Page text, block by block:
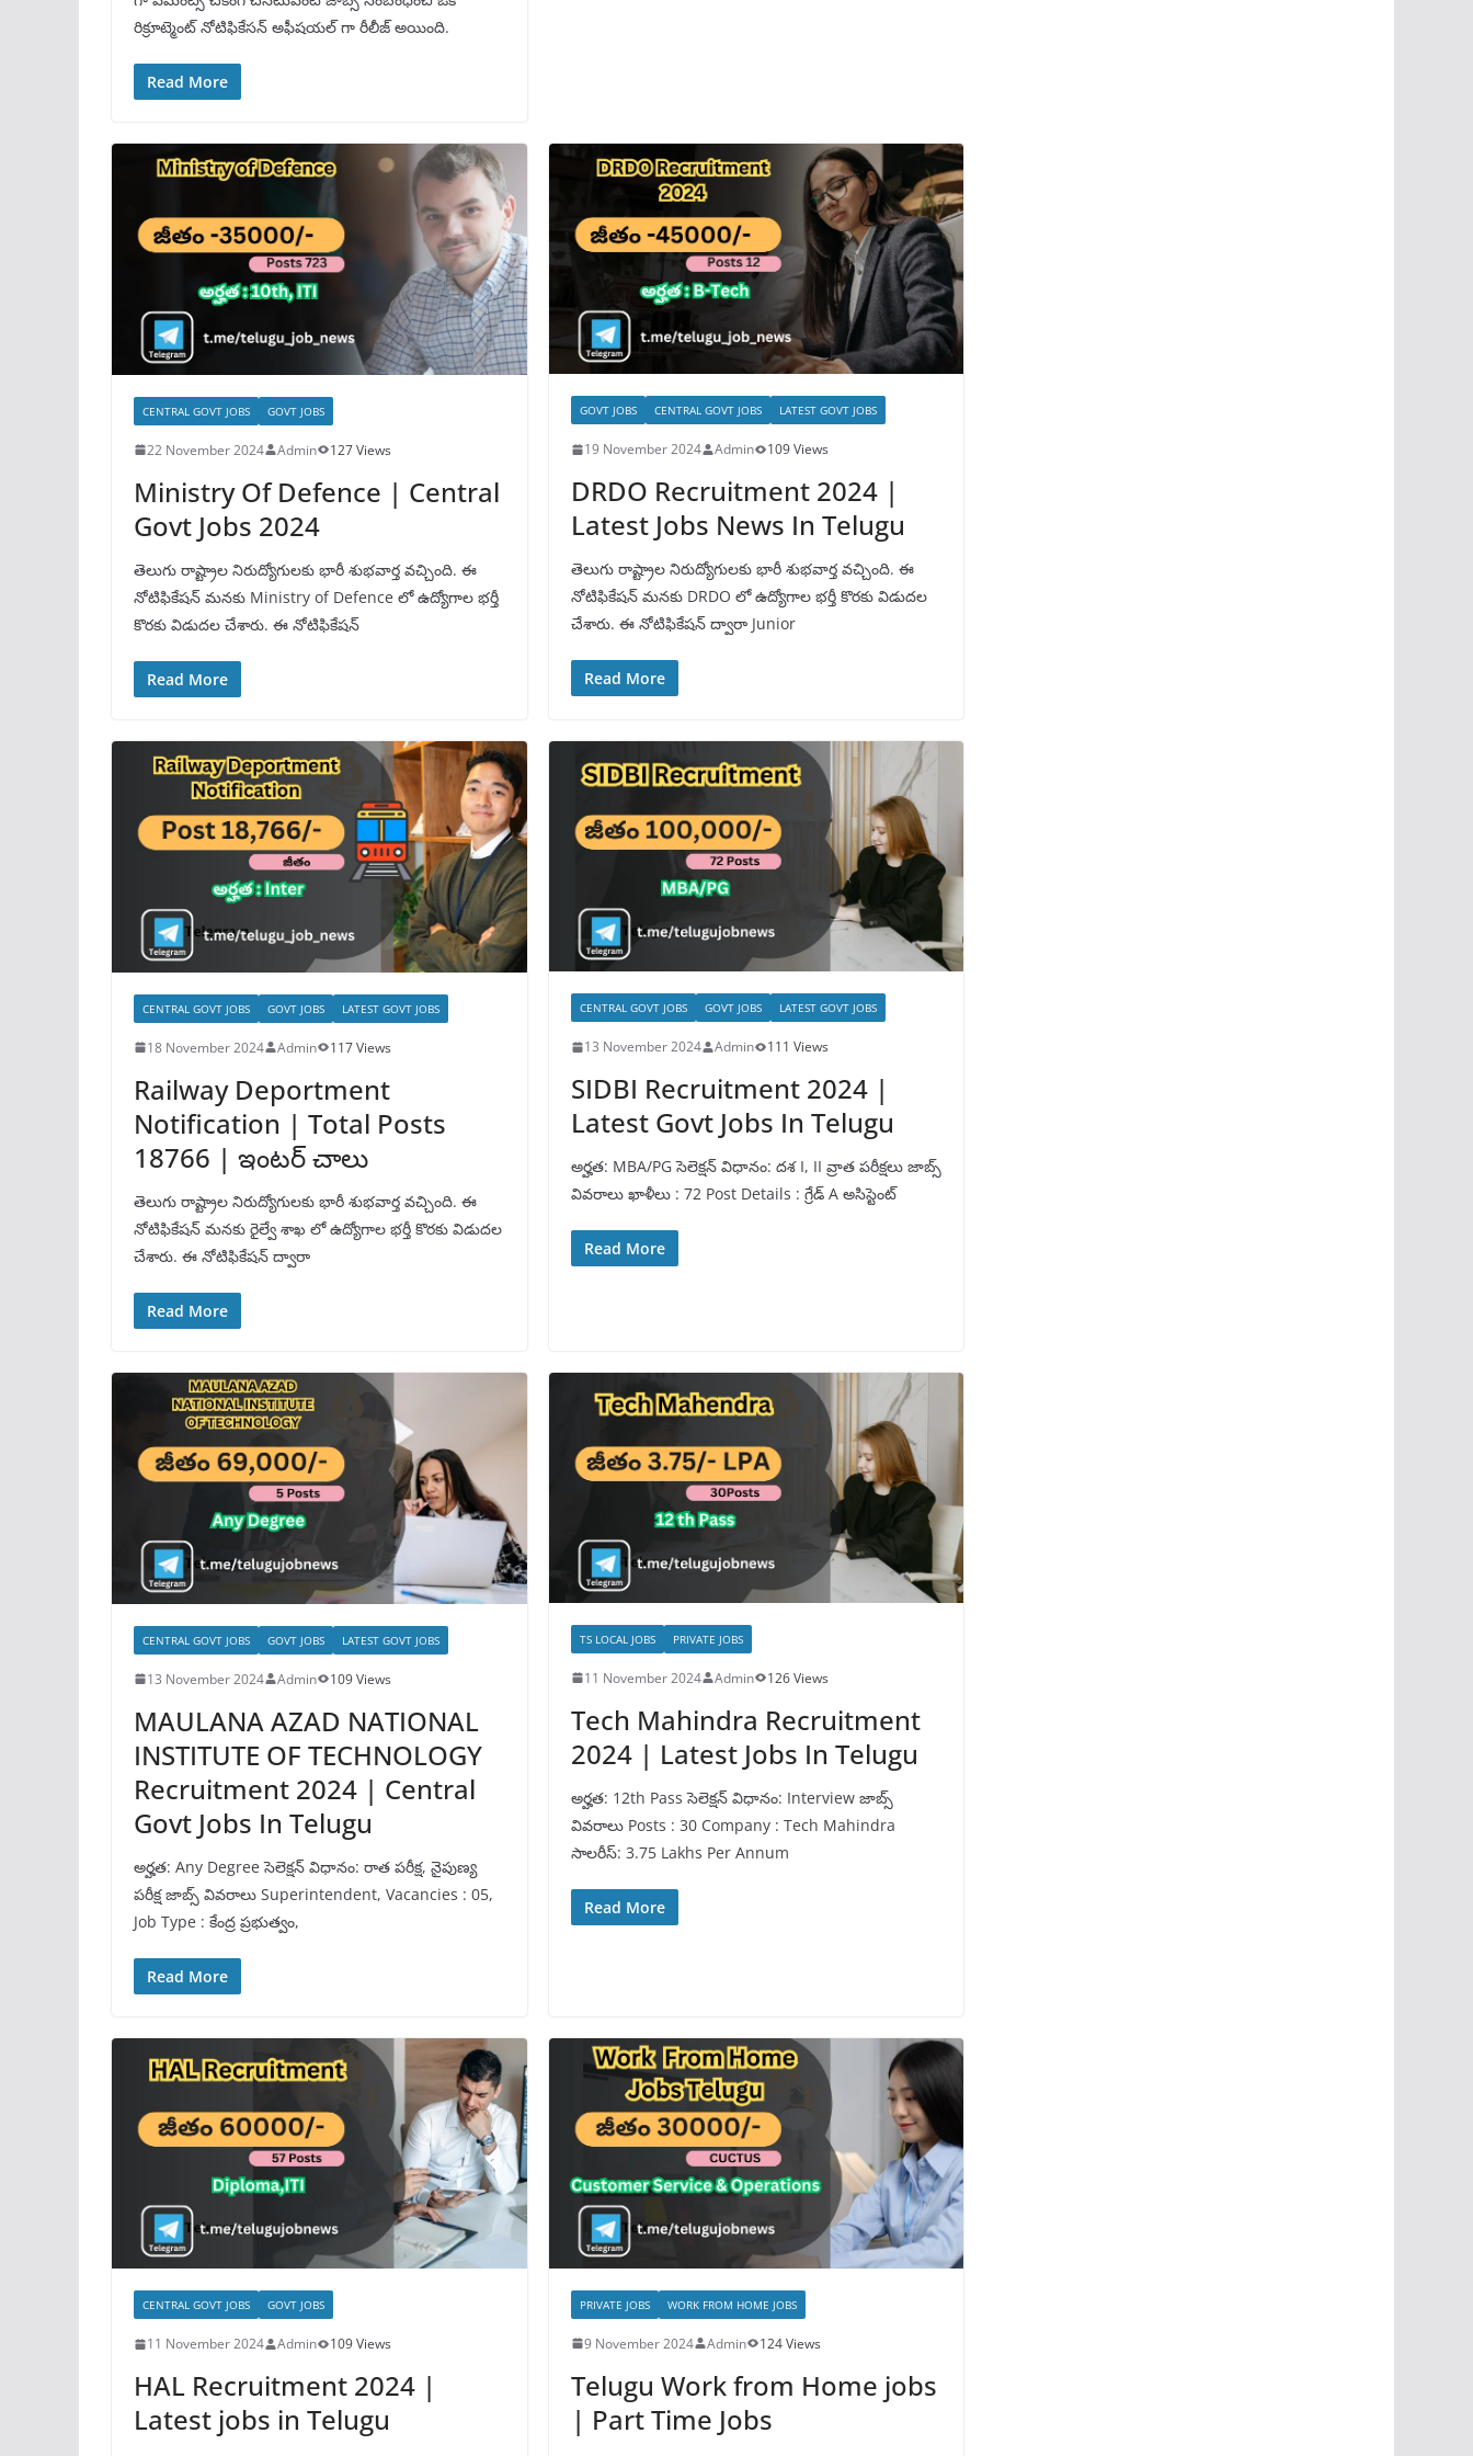
రిక్రూట్మెంట్ నోటిఫికేసన్ అఫీషయల్ గా రీలీజ్ అయింది.
Read More
CENTRAL GOVT JOBS GOVT JOBS
22 November 2024 Admin 127 Views
Ministry Of Defence | Central
Govt Jobs 2024
తెలుగు రాష్ట్రాల నిరుద్యోగులకు భారీ శుభవార్త వచ్చింది. ఈ
నోటిఫికేషన్ మనకు Ministry of Defence లో ఉద్యోగాల భర్తీ
కొరకు విడుదల చేశారు. ఈ నోటిఫికేషన్
Read More
GOVT JOBS CENTRAL GOVT JOBS LATEST GOVT JOBS
19 November 2024 Admin 109 Views
DRDO Recruitment 2024 |
Latest Jobs News In Telugu
తెలుగు రాష్ట్రాల నిరుద్యోగులకు భారీ శుభవార్త వచ్చింది. ఈ
నోటిఫికేషన్ మనకు DRDO లో ఉద్యోగాల భర్తీ కొరకు విడుదల
చేశారు. ఈ నోటిఫికేషన్ ద్వారా Junior
Read More
CENTRAL GOVT JOBS GOVT JOBS LATEST GOVT JOBS
18 November 2024 Admin 117 Views
Railway Deportment
Notification | Total Posts
18766 | ఇంటర్ చాలు
తెలుగు రాష్ట్రాల నిరుద్యోగులకు భారీ శుభవార్త వచ్చింది. ఈ
నోటిఫికేషన్ మనకు రైల్వే శాఖ లో ఉద్యోగాల భర్తీ కొరకు విడుదల
చేశారు. ఈ నోటిఫికేషన్ ద్వారా
Read More
CENTRAL GOVT JOBS GOVT JOBS LATEST GOVT JOBS
13 November 2024 Admin 111 Views
SIDBI Recruitment 2024 |
Latest Govt Jobs In Telugu
అర్హత: MBA/PG సెలెక్షన్ విధానం: దశ I, II వ్రాత పరీక్షలు జాబ్స్
వివరాలు ఖాళీలు : 72 Post Details : గ్రేడ్ A అసిస్టెంట్
Read More
CENTRAL GOVT JOBS GOVT JOBS LATEST GOVT JOBS
13 November 2024 Admin 109 Views
MAULANA AZAD NATIONAL
INSTITUTE OF TECHNOLOGY
Recruitment 2024 | Central
Govt Jobs In Telugu
అర్హత: Any Degree సెలెక్షన్ విధానం: రాత పరీక్ష, నైపుణ్య
పరీక్ష జాబ్స్ వివరాలు Superintendent, Vacancies : 05,
Job Type : కేంద్ర ప్రభుత్వం,
Read More
TS LOCAL JOBS PRIVATE JOBS
11 November 2024 Admin 126 Views
Tech Mahindra Recruitment
2024 | Latest Jobs In Telugu
అర్హత: 12th Pass సెలెక్షన్ విధానం: Interview జాబ్స్
వివరాలు Posts : 30 Company : Tech Mahindra
సాలరీస్: 3.75 Lakhs Per Annum
Read More
CENTRAL GOVT JOBS GOVT JOBS
11 November 2024 Admin 109 Views
HAL Recruitment 2024 |
Latest jobs in Telugu
PRIVATE JOBS WORK FROM HOME JOBS
9 November 2024 Admin 124 Views
Telugu Work from Home jobs
| Part Time Jobs